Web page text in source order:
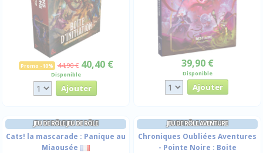
Promo -10% 44,90 € 40,40 €
Disponible
39,90 €
Disponible
JEU DE RÔLE JEU DE RÔLE
Cats! la mascarade : Panique au
Miaousée
JEU DE RÔLE AVENTURE
Chroniques Oubliées Aventures
- Pointe Noire : Boite